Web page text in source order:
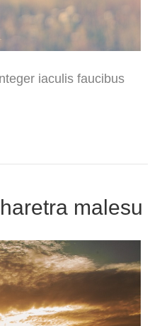
iaculis faucibus
malesu